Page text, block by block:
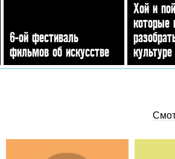
6-ой фестиваль
фильмов об искусстве
Хой и
которые
культуре